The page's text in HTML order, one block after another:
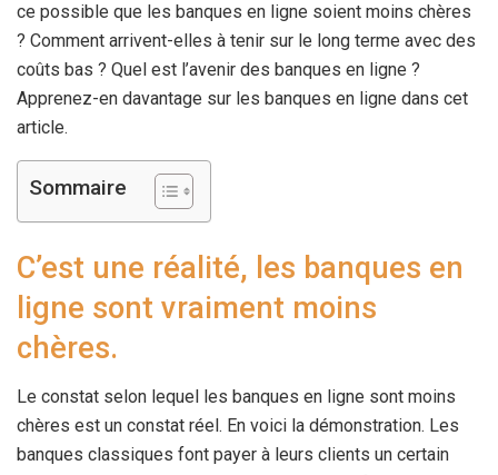
ce possible que les banques en ligne soient moins chères
? Comment arrivent-elles à tenir sur le long terme avec des
coûts bas ? Quel est l’avenir des banques en ligne ?
Apprenez-en davantage sur les banques en ligne dans cet
article.
Sommaire
C’est une réalité, les banques en
ligne sont vraiment moins
chères.
Le constat selon lequel les banques en ligne sont moins
chères est un constat réel. En voici la démonstration. Les
banques classiques font payer à leurs clients un certain